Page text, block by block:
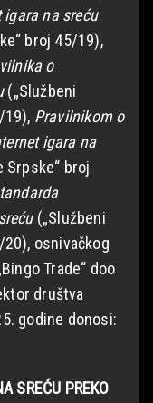
na sreću
broj 45/19),
o
(„Službeni
19), Pravilnikom o
igara na
Srpske“ broj
(„Službeni
osnivačkog
Trade“ doo
društva
godine donosi:
SREĆU PREKO